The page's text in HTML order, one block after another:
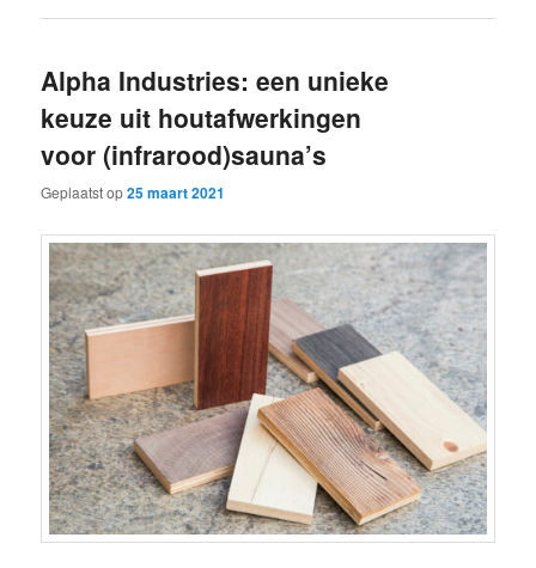
Alpha Industries: een unieke
keuze uit houtafwerkingen
voor (infrarood)sauna’s
Geplaatst op25 maart 2021